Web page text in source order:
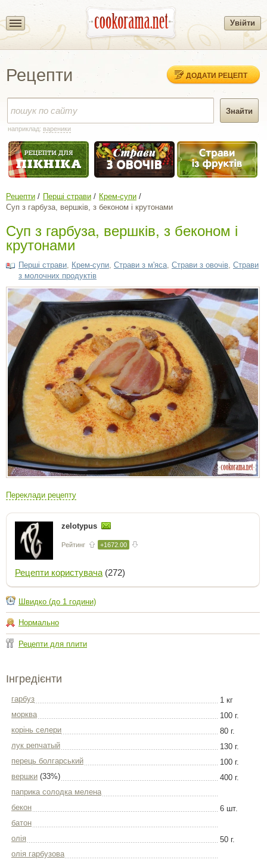
Увійти
Рецепти ДОДАТИ РЕЦЕПТ
наприклад: вареники
Рецепти Перші страви
Крем-супи
Суп з гарбуза, вершків, з беконом і крутонами
Суп з гарбуза, вершків, з беконом і
крутонами
Перші страви Крем-супи Страви з м'яса Страви з овочів Страви
з молочних продуктів
Переклади рецепту
zelotypus
Рейтинг +1672.00
Рецепти користувача (272)
Швидко (до 1 години)
Нормально
Рецепти для плити
Інгредієнти
гарбуз
1 кг
морква
100 г.
корінь селери
80 г.
лук репчатый
130 г.
перець болгарський
100 г.
вершки (33%)
400 г.
паприка солодка мелена
бекон
6 шт.
батон
олія
50 г.
олія гарбузова